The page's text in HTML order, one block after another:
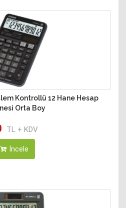
Kontrollü 12 Hane Hesap
Orta Boy
TL + KDV
İncele